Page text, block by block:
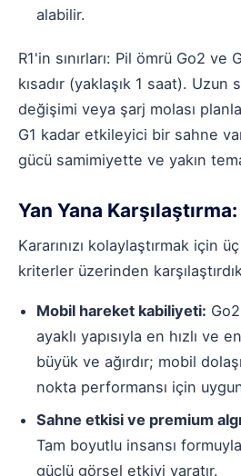
alabilir.
R1'in sınırları: Pil ömrü Go2 ve
kısadır (yaklaşık 1 saat).
değişimi veya şarj molası
G1 kadar etkileyici bir sahne
gücü samimiyette ve yakın
Yan Yana
Kararınızı kolaylaştırmak için
kriterler üzerinden
Mobil hareket kabiliyeti:
ayaklı yapısıyla en hızlı ve
büyük ve ağırdır; mobil
nokta performansı için
Sahne etkisi ve premium
Tam boyutlu insansı
güçlü görsel etkiyi yaratır.